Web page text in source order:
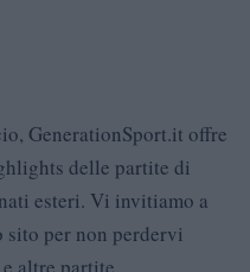
GenerationSport.it offre
delle partite di
esteri. Vi invitiamo a
per non perdervi